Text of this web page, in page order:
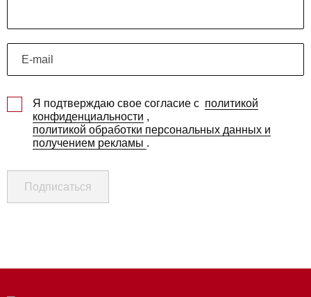
Я подтверждаю свое согласие с политикой
конфиденциальности ,
политикой обработки персональных данных и
получением рекламы .
Подписаться